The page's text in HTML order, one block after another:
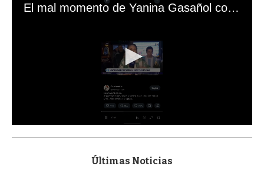
El mal momento de Yanina Gasañol con un hincha argentino en "Subrayado"
s
Últimas Noticias